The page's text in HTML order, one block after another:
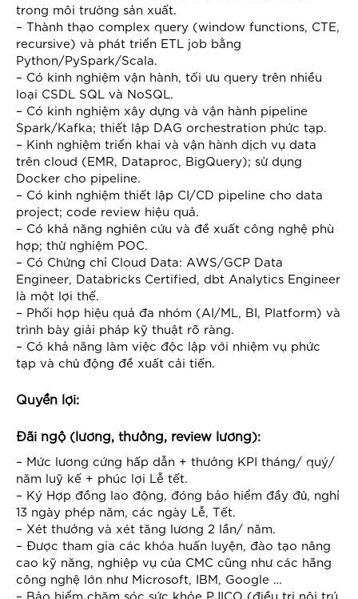
trong môi trường sản xuất.
– Thành thạo complex query (window functions, CTE,
recursive) và phát triển ETL job bằng
Python/PySpark/Scala.
– Có kinh nghiệm vận hành, tối ưu query trên nhiều
loại CSDL SQL và NoSQL.
– Có kinh nghiệm xây dựng và vận hành pipeline
Spark/Kafka; thiết lập DAG orchestration phức tạp.
– Kinh nghiệm triển khai và vận hành dịch vụ data
trên cloud (EMR, Dataproc, BigQuery); sử dụng
Docker cho pipeline.
– Có kinh nghiệm thiết lập CI/CD pipeline cho data
project; code review hiệu quả.
– Có khả năng nghiên cứu và đề xuất công nghệ phù
hợp; thử nghiệm POC.
– Có Chứng chỉ Cloud Data: AWS/GCP Data
Engineer, Databricks Certified, dbt Analytics Engineer
là một lợi thế.
– Phối hợp hiệu quả đa nhóm (AI/ML, BI, Platform) và
trình bày giải pháp kỹ thuật rõ ràng.
– Có khả năng làm việc độc lập với nhiệm vụ phức
tạp và chủ động đề xuất cải tiến.
Quyền lợi:
Đãi ngộ (lương, thưởng, review lương):
– Mức lương cứng hấp dẫn + thưởng KPI tháng/ quý/
năm luỹ kế + phúc lợi Lễ tết.
– Ký Hợp đồng lao động, đóng bảo hiểm đầy đủ, nghỉ
13 ngày phép năm, các ngày Lễ, Tết.
– Xét thưởng và xét tăng lương 2 lần/ năm.
– Được tham gia các khóa huấn luyện, đào tạo nâng
cao kỹ năng, nghiệp vụ của CMC cũng như các hãng
công nghệ lớn như Microsoft, IBM, Google …